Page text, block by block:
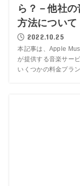
ら？－他社
方法について
2022.10.25
本記事は、Apple
が提供する音楽サー
いくつかの料金プラ